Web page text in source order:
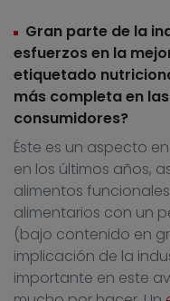
Gran parte de la
esfuerzos en la
etiquetado
más completa en
consumidores?
Éste es un aspecto
en los últimos años,
alimentos
alimentarios con un
(bajo contenido en
implicación de la
importante en este